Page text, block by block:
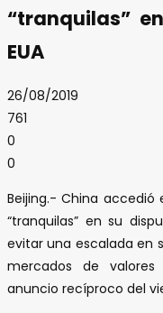
“tranquilas”
EUA
26/08/2019
761
0
0
Beijing.- China accedió
“tranquilas” en su
evitar una escalada en
mercados de
anuncio recíproco del